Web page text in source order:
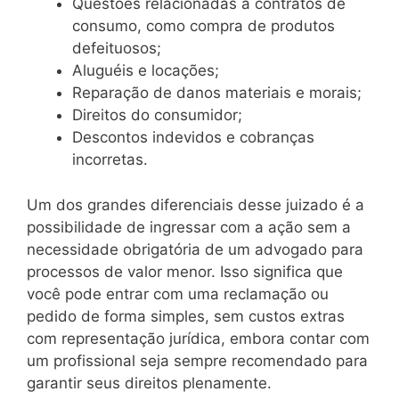
Questões relacionadas a contratos de
consumo, como compra de produtos
defeituosos;
Aluguéis e locações;
Reparação de danos materiais e morais;
Direitos do consumidor;
Descontos indevidos e cobranças
incorretas.
Um dos grandes diferenciais desse juizado é a
possibilidade de ingressar com a ação sem a
necessidade obrigatória de um advogado para
processos de valor menor. Isso significa que
você pode entrar com uma reclamação ou
pedido de forma simples, sem custos extras
com representação jurídica, embora contar com
um profissional seja sempre recomendado para
garantir seus direitos plenamente.